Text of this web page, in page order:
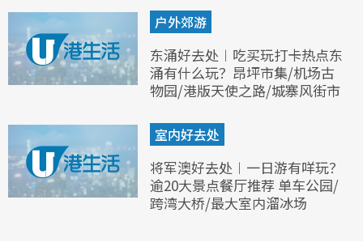
户外郊游
东涌好去处︱吃买玩打卡热点东
涌有什么玩？昂坪市集/机场古
物园/港版天使之路/城寨风街市
室内好去处
将军澳好去处︱一日游有咩玩？
逾20大景点餐厅推荐 单车公园/
跨湾大桥/最大室内溜冰场